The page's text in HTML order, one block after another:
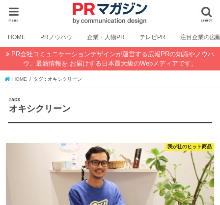
search
menu
HOME PRノウハウ 企業・人物PR テレビPR 注目企業の広
PR会社コミュニケーションデザインが運営する広報PRの知識やノウハ
ウ、最新情報を お届けする日本最大級のWebメディアです。
HOME タグ : オキシクリーン
オキシクリーン
我が社のヒット商品